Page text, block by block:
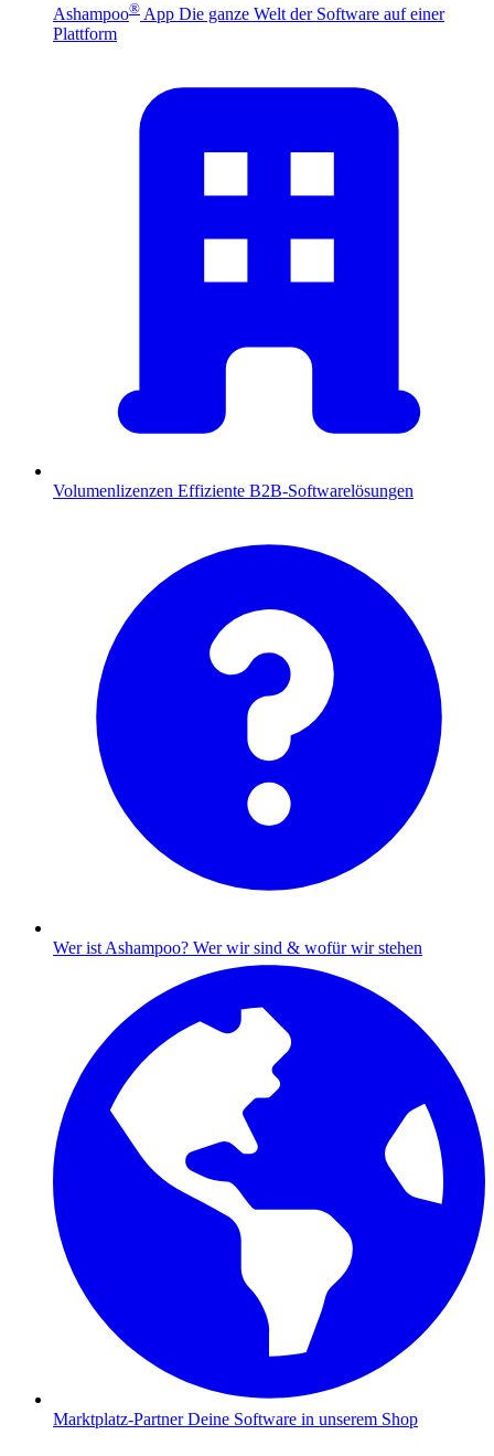
Ashampoo® App Die ganze Welt der Software auf einer
Plattform
Volumenlizenzen Effiziente B2B-Softwarelösungen
Wer ist Ashampoo? Wer wir sind & wofür wir stehen
Marktplatz-Partner Deine Software in unserem Shop